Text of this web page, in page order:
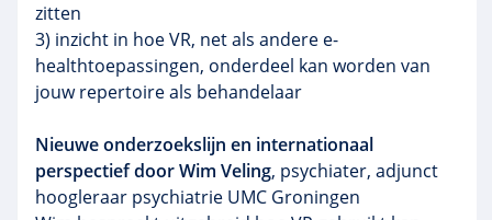
zitten
3) inzicht in hoe VR, net als andere e-
healthtoepassingen, onderdeel kan worden van
jouw repertoire als behandelaar
Nieuwe onderzoekslijn en internationaal
perspectief door Wim Veling, psychiater, adjunct
hoogleraar psychiatrie UMC Groningen